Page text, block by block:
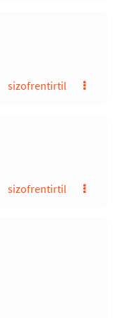
sizofrentirtil
sizofrentirtil